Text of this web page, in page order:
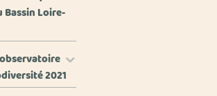
Loire-
2021